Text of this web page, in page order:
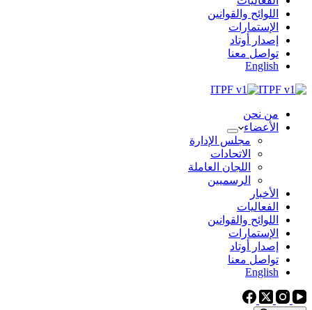
اللوائح والقوانين
الإستمارات
إصدار أوتاد
تواصل معنا
English
من نحن
الأعضاء
مجلس الإدارة
الاتحادات
اللجان العاملة
الرسميين
الأخبار
الفعاليات
اللوائح والقوانين
الإستمارات
إصدار أوتاد
تواصل معنا
English